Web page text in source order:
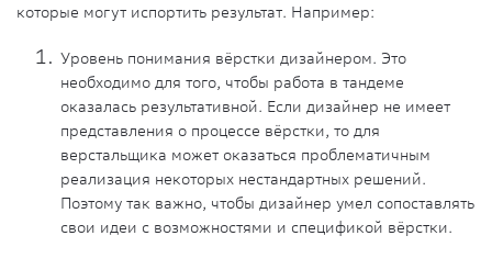
которые могут испортить результат. Например:
Уровень понимания вёрстки дизайнером. Это
необходимо для того, чтобы работа в тандеме
оказалась результативной. Если дизайнер не имеет
представления о процессе вёрстки, то для
верстальщика может оказаться проблематичным
реализация некоторых нестандартных решений.
Поэтому так важно, чтобы дизайнер умел сопоставлять
свои идеи с возможностями и спецификой вёрстки.